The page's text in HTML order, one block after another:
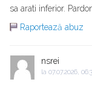
sa arati inferior.
Raportează abuz
nsrei
la 07.07.2026,